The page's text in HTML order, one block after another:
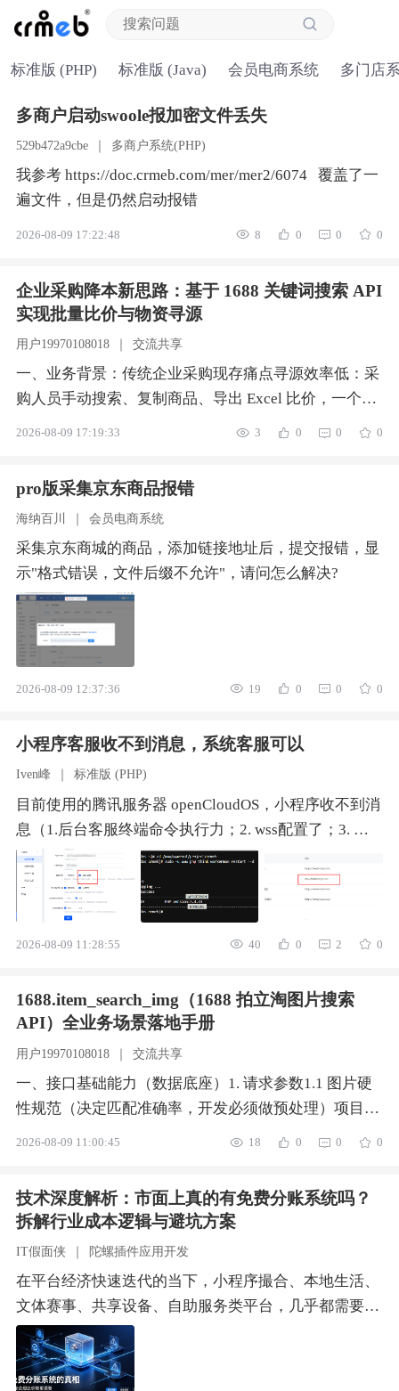
标准版 (PHP) 标准版 (Java) 会员电商系统 多门店
多商户启动swoole报加密文件丢失
529b472a9cbe ｜ 多商户系统(PHP)
我参考 https://doc.crmeb.com/mer/mer2/6074 覆盖了一
遍文件，但是仍然启动报错
2026-08-09 17:22:48 8 0 0 0
企业采购降本新思路：基于 1688 关键词搜索 API
实现批量比价与物资寻源
用户19970108018 ｜ 交流共享
一、业务背景：传统企业采购现存痛点寻源效率低：采
购人员手动搜索、复制商品、导出 Excel 比价，一个物
资品类就要耗费数小时，品类多的时候人力成本极高。
B2B 批发维度容易忽略：只对比表面标价，忽略最小起
订量 MOQ、阶梯价、运费、发货时效，导致 “低价但无
法匹配采购量”，实际采购成本虚高1688。缺少价格持
续监控：一次性比价完成后，无法持续跟踪品类价格波
动，错过采购窗口期。供应商筛选靠经验：缺少标准化
维度，诚信通年限、发货率、回头率等指标无法批量量
化评估。1688 关键词搜索 AP
2026-08-09 17:19:33 3 0 0 0
pro版采集京东商品报错
海纳百川 ｜ 会员电商系统
采集京东商城的商品，添加链接地址后，提交报错，显
示"格式错误，文件后缀不允许"，请问怎么解决?
2026-08-09 12:37:36 19 0 0 0
小程序客服收不到消息，系统客服可以
Iven峰 ｜ 标准版 (PHP)
目前使用的腾讯服务器 openCloudOS，小程序收不到消
息（1.后台客服终端命令执行力；2. wss配置了；3. 小
程序客服开关也开了），用的源码版本
2026-08-09 11:28:55 40 0 2 0
1688.item_search_img（1688 拍立淘图片搜索
API）全业务场景落地手册
用户19970108018 ｜ 交流共享
一、接口基础能力（数据底座）1. 请求参数1.1 图片硬
性规范（决定匹配准确率，开发必须做预处理）项目规
≥256px；推荐 720‑800px缩略小图、模糊截图匹配率暴
跌画面商品主体居中，主体占画面＞60%；少水印、少
杂物大面积水印、多件混拍、背景杂乱、纯文字图传参
二选一： ① img id 传入公网 HTTPS 图片 URL（优先推
荐，减少 Base64 编解码异常）；URL 特殊字符必须做
URL 编码。
2026-08-09 11:00:45 18 0 0 0
技术深度解析：市面上真的有免费分账系统吗？
拆解行业成本逻辑与避坑方案
IT假面侠 ｜ 陀螺插件应用开发
在平台经济快速迭代的当下，小程序撮合、本地生活、
文体赛事、共享设备、自助服务类平台，几乎都需要用
到分账结算能力。大量初创技术团队、项目负责人为压
缩前期成本，盲目寻找“免费分账系统”“零成本合规分
账工具”。但从支付清算行业底层逻辑来看，合规分账